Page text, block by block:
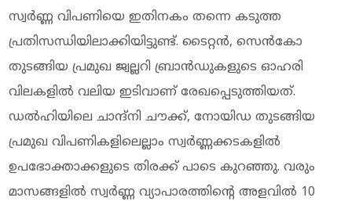
സ്വർണ്ണ വിപണിയെ ഇതിനകം തന്നെ കടുത്ത
പ്രതിസന്ധിയിലാക്കിയിട്ടുണ്ട്. ടൈറ്റൻ, സെൻകോ
തുടങ്ങിയ പ്രമുഖ ജ്വല്ലറി ബ്രാൻഡുകളുടെ ഓഹരി
വിലകളിൽ വലിയ ഇടിവാണ് രേഖപ്പെടുത്തിയത്.
ഡൽഹിയിലെ ചാന്ദ്‌നി ചൗക്ക്, നോയിഡ തുടങ്ങിയ
പ്രമുഖ വിപണികളിലെല്ലാം സ്വർണ്ണക്കടകളിൽ
ഉപഭോക്താക്കളുടെ തിരക്ക് പാടെ കുറഞ്ഞു. വരും
മാസങ്ങളിൽ സ്വർണ്ണ വ്യാപാരത്തിന്റെ അളവിൽ 10